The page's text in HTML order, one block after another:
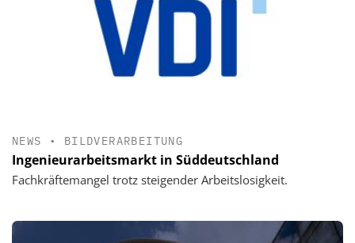
NEWS • BILDVERARBEITUNG
Ingenieurarbeitsmarkt in Süddeutschland
Fachkräftemangel trotz steigender Arbeitslosigkeit.